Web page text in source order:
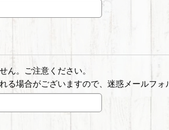
ん。ご注意ください。
る場合がございますので、迷惑メールフォ